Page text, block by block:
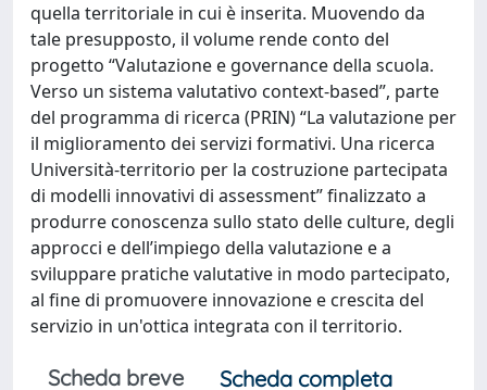
quella territoriale in cui è inserita. Muovendo da
tale presupposto, il volume rende conto del
progetto “Valutazione e governance della scuola.
Verso un sistema valutativo context-based”, parte
del programma di ricerca (PRIN) “La valutazione per
il miglioramento dei servizi formativi. Una ricerca
Università-territorio per la costruzione partecipata
di modelli innovativi di assessment” finalizzato a
produrre conoscenza sullo stato delle culture, degli
approcci e dell’impiego della valutazione e a
sviluppare pratiche valutative in modo partecipato,
al fine di promuovere innovazione e crescita del
servizio in un'ottica integrata con il territorio.
Scheda breve
Scheda completa